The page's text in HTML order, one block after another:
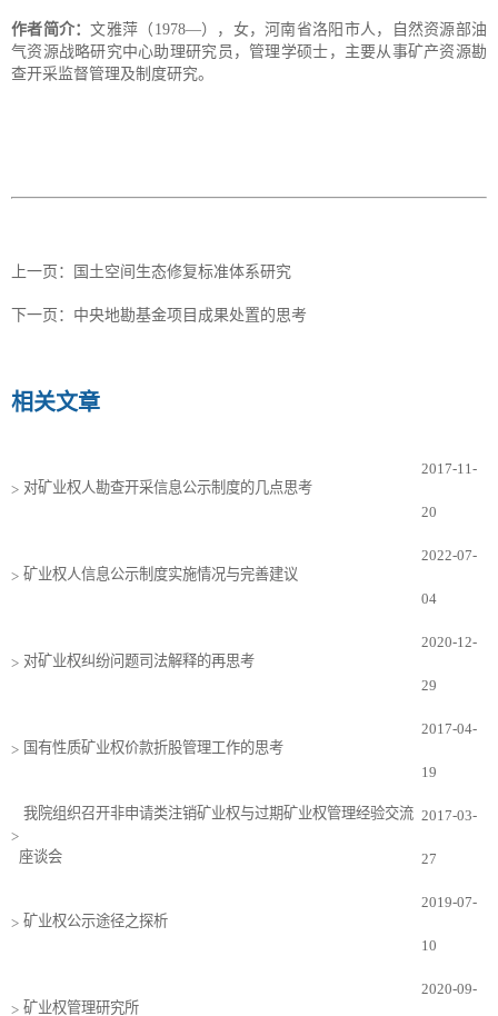
作者简介：文雅萍（1978—），女，河南省洛阳市人，自然资源部油
气资源战略研究中心助理研究员，管理学硕士，主要从事矿产资源勘
查开采监督管理及制度研究。
上一页： 国土空间生态修复标准体系研究
下一页： 中央地勘基金项目成果处置的思考
相关文章
> 对矿业权人勘查开采信息公示制度的几点思考
2017-11-
20
> 矿业权人信息公示制度实施情况与完善建议
2022-07-
04
> 对矿业权纠纷问题司法解释的再思考
2020-12-
29
> 国有性质矿业权价款折股管理工作的思考
2017-04-
19
>
我院组织召开非申请类注销矿业权与过期矿业权管理经验交流
座谈会
2017-03-
27
> 矿业权公示途径之探析
2019-07-
10
> 矿业权管理研究所
2020-09-